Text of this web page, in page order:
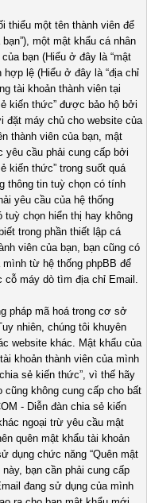
thiểu một tên thành viên để
một mật khẩu cá nhân
bạn (Hiểu ở đây là “mật
hợp lệ (Hiểu ở đây là “địa chỉ
tài khoản thành viên tại
kiến thức” được bảo hộ bởi
đặt máy chủ cho website của
thành viên của bạn, mật
yêu cầu phải cung cấp bởi
kiến thức” trong suốt quá
thông tin tuỳ chọn có tính
yêu cầu của hệ thống
chọn hiển thị hay không
trong phần thiết lập cá
viên của bạn, bạn cũng có
từ hệ thống phpBB để
máy dò tìm địa chỉ Email.
pháp mã hoá trong cơ sở
nhiên, chúng tôi khuyên
website khác. Mật khẩu của
khoản thành viên của mình
sẻ kiến thức”, vì thế hãy
không cung cấp cho bất
- Diễn đàn chia sẻ kiến
ngoại trừ yêu cầu mật
quên mật khẩu tài khoản
dụng chức năng “Quên mật
bạn cần phải cung cấp
đang sử dụng của mình